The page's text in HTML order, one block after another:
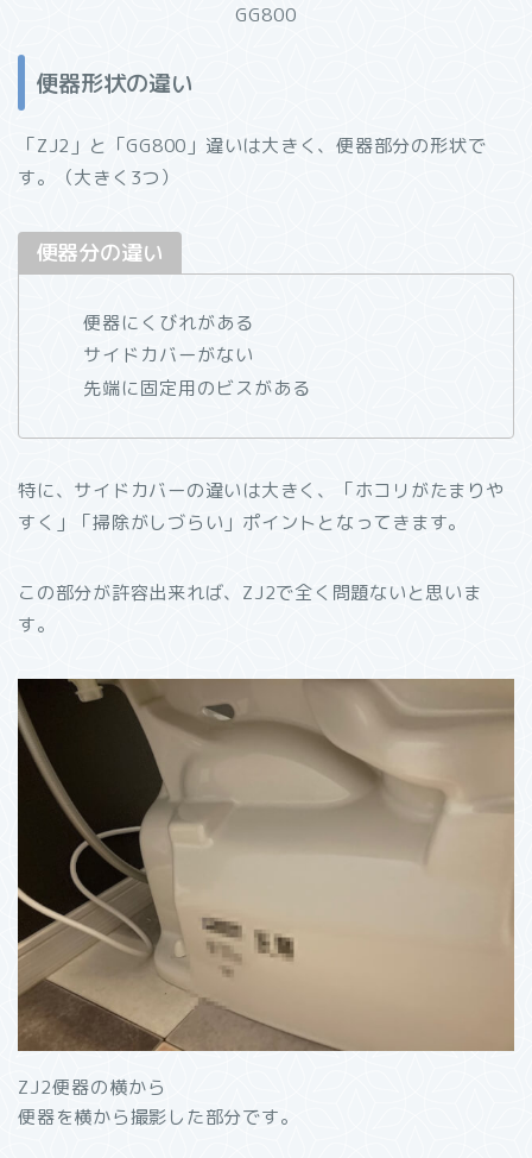
GG800
便器形状の違い
「ZJ2」と「GG800」違いは大きく、便器部分の形状で
す。（大きく3つ）
便器分の違い
便器にくびれがある
サイドカバーがない
先端に固定用のビスがある
特に、サイドカバーの違いは大きく、「ホコリがたまりや
すく」「掃除がしづらい」ポイントとなってきます。
この部分が許容出来れば、ZJ2で全く問題ないと思いま
す。
ZJ2便器の横から
便器を横から撮影した部分です。